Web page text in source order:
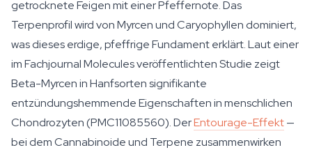
getrocknete Feigen mit einer Pfeffernote. Das
Terpenprofil wird von Myrcen und Caryophyllen dominiert,
was dieses erdige, pfeffrige Fundament erklärt. Laut einer
im FachjournalMoleculesveröffentlichten Studie zeigt
Beta-Myrcen in Hanfsorten signifikante
entzündungshemmende Eigenschaften in menschlichen
Chondrozyten (PMC11085560). DerEntourage-Effekt—
bei dem Cannabinoide und Terpene zusammenwirken